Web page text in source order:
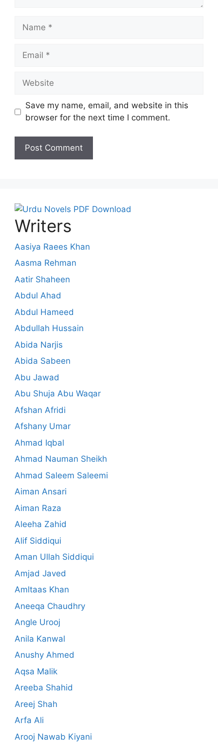
Name
Email
Website
Save my name, email, and website in this
browser for the next time I comment.
Writers
Aasiya Raees Khan
Aasma Rehman
Aatir Shaheen
Abdul Ahad
Abdul Hameed
Abdullah Hussain
Abida Narjis
Abida Sabeen
Abu Jawad
Abu Shuja Abu Waqar
Afshan Afridi
Afshany Umar
Ahmad Iqbal
Ahmad Nauman Sheikh
Ahmad Saleem Saleemi
Aiman Ansari
Aiman Raza
Aleeha Zahid
Alif Siddiqui
Aman Ullah Siddiqui
Amjad Javed
Amltaas Khan
Aneeqa Chaudhry
Angle Urooj
Anila Kanwal
Anushy Ahmed
Aqsa Malik
Areeba Shahid
Areej Shah
Arfa Ali
Arooj Nawab Kiyani